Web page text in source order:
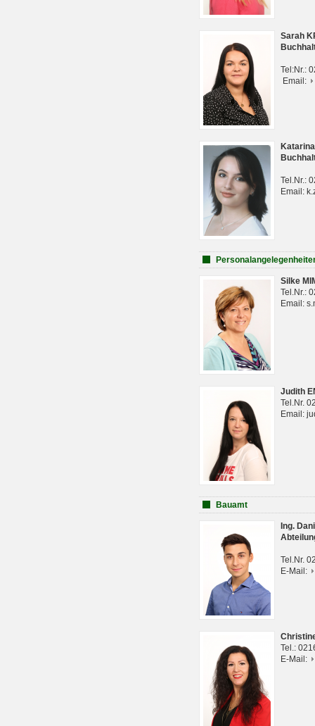
Sarah
Tel:Nr.:
Email:
Tel.Nr.:
Email:
Silke
Tel.Nr.:
Email:
Judith
Tel.Nr.
Email:
Bauamt
Ing.
Tel.Nr.
E-Mail:
Tel.:
E-Mail: